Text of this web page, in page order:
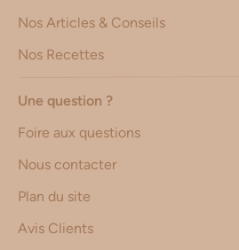
Nos Articles & Conseils
Nos Recettes
Une question ?
Foire aux questions
Nous contacter
Plan du site
Avis Clients